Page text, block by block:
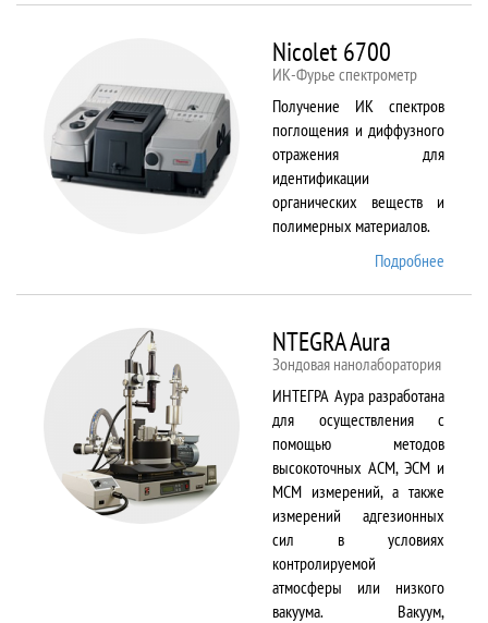
Nicolet 6700
ИК-Фурье спектрометр
Получение ИК спектров
поглощения и диффузного
отражения для
идентификации
органических веществ и
полимерных материалов.
Подробнее
NTEGRA Aura
Зондовая нанолаборатория
ИНТЕГРА Аура разработана
для осуществления с
помощью методов
высокоточных АСМ, ЭСМ и
МСМ измерений, а также
измерений адгезионных
сил в условиях
контролируемой
атмосферы или низкого
вакуума. Вакуум,